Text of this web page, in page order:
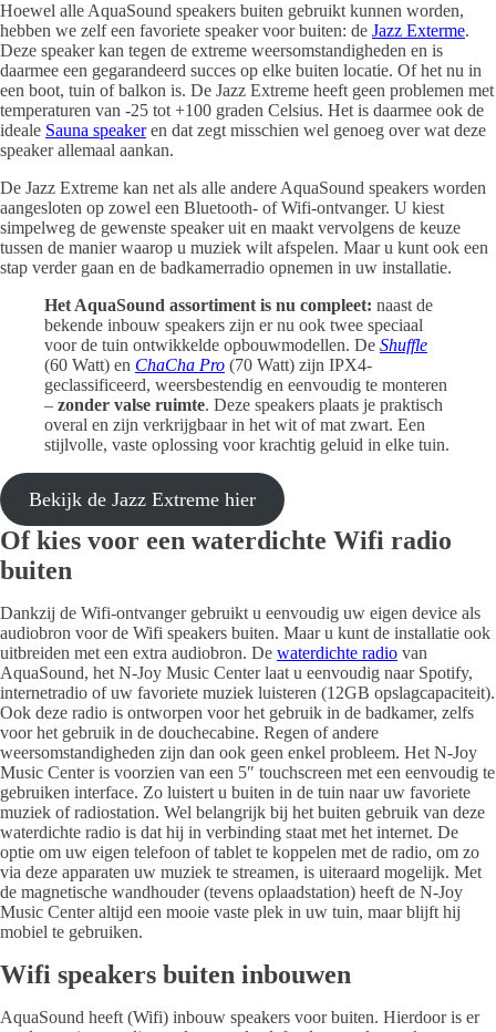
Hoewel alle AquaSound speakers buiten gebruikt kunnen worden,
hebben we zelf een favoriete speaker voor buiten: de Jazz Exterme.
Deze speaker kan tegen de extreme weersomstandigheden en is
daarmee een gegarandeerd succes op elke buiten locatie. Of het nu in
een boot, tuin of balkon is. De Jazz Extreme heeft geen problemen met
temperaturen van -25 tot +100 graden Celsius. Het is daarmee ook de
ideale Sauna speakeren dat zegt misschien wel genoeg over wat deze
speaker allemaal aankan.
De Jazz Extreme kan net als alle andere AquaSound speakers worden
aangesloten op zowel een Bluetooth- of Wifi-ontvanger. U kiest
simpelweg de gewenste speaker uit en maakt vervolgens de keuze
tussen de manier waarop u muziek wilt afspelen. Maar u kunt ook een
stap verder gaan en de badkamerradio opnemen in uw installatie.
Het AquaSound assortiment is nu compleet: naast de
bekende inbouw speakers zijn er nu ook twee speciaal
voor de tuin ontwikkelde opbouwmodellen. De Shuffle
(60 Watt) en ChaCha Pro (70 Watt) zijn IPX4-
geclassificeerd, weersbestendig en eenvoudig te monteren
– zonder valse ruimte. Deze speakers plaats je praktisch
overal en zijn verkrijgbaar in het wit of mat zwart. Een
stijlvolle, vaste oplossing voor krachtig geluid in elke tuin.
Bekijk de Jazz Extreme hier
Of kies voor een waterdichte Wifi radio
buiten
Dankzij de Wifi-ontvanger gebruikt u eenvoudig uw eigen device als
audiobron voor de Wifi speakers buiten. Maar u kunt de installatie ook
uitbreiden met een extra audiobron. De waterdichte radio van
AquaSound, het N-Joy Music Center laat u eenvoudig naar Spotify,
internetradio of uw favoriete muziek luisteren (12GB opslagcapaciteit).
Ook deze radio is ontworpen voor het gebruik in de badkamer, zelfs
voor het gebruik in de douchecabine. Regen of andere
weersomstandigheden zijn dan ook geen enkel probleem. Het N-Joy
Music Center is voorzien van een 5″ touchscreen met een eenvoudig te
gebruiken interface. Zo luistert u buiten in de tuin naar uw favoriete
muziek of radiostation. Wel belangrijk bij het buiten gebruik van deze
waterdichte radio is dat hij in verbinding staat met het internet. De
optie om uw eigen telefoon of tablet te koppelen met de radio, om zo
via deze apparaten uw muziek te streamen, is uiteraard mogelijk. Met
de magnetische wandhouder (tevens oplaadstation) heeft de N-Joy
Music Center altijd een mooie vaste plek in uw tuin, maar blijft hij
mobiel te gebruiken.
Wifi speakers buiten inbouwen
AquaSound heeft (Wifi) inbouw speakers voor buiten. Hierdoor is er